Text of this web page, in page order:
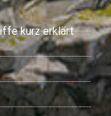
kurz erklärt